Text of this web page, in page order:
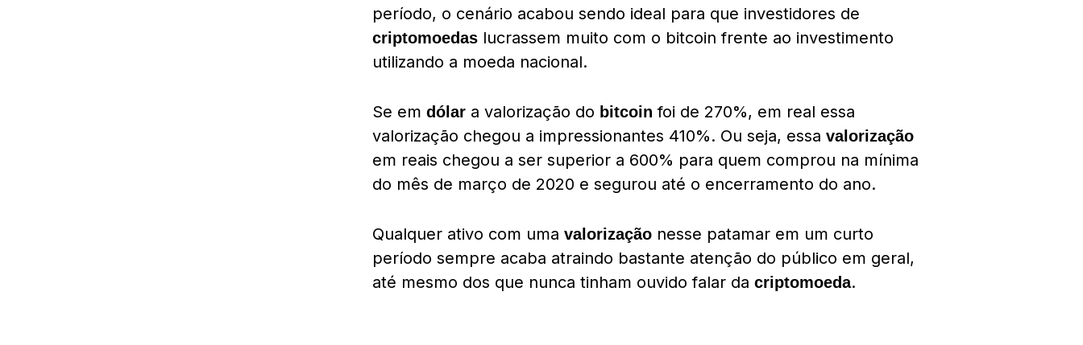
período, o cenário acabou sendo ideal para que investidores de
criptomoedas lucrassem muito com o bitcoin frente ao investimento
utilizando a moeda nacional.
Se em dólar a valorização do bitcoin foi de 270%, em real essa
valorização chegou a impressionantes 410%. Ou seja, essa valorização
em reais chegou a ser superior a 600% para quem comprou na mínima
do mês de março de 2020 e segurou até o encerramento do ano.
Qualquer ativo com uma valorização nesse patamar em um curto
período sempre acaba atraindo bastante atenção do público em geral,
até mesmo dos que nunca tinham ouvido falar da criptomoeda.